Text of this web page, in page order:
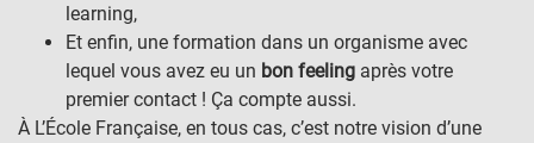
learning,
Et enfin, une formation dans un organisme avec
lequel vous avez eu un bon feeling après votre
premier contact ! Ça compte aussi.
À L’École Française, en tous cas, c’est notre vision d’une